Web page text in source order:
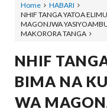
Home
HABARI
NHIF TANGA YATOA
MAGONJWA
MAKORORA TANGA
NHIF
BIMA NA
WA